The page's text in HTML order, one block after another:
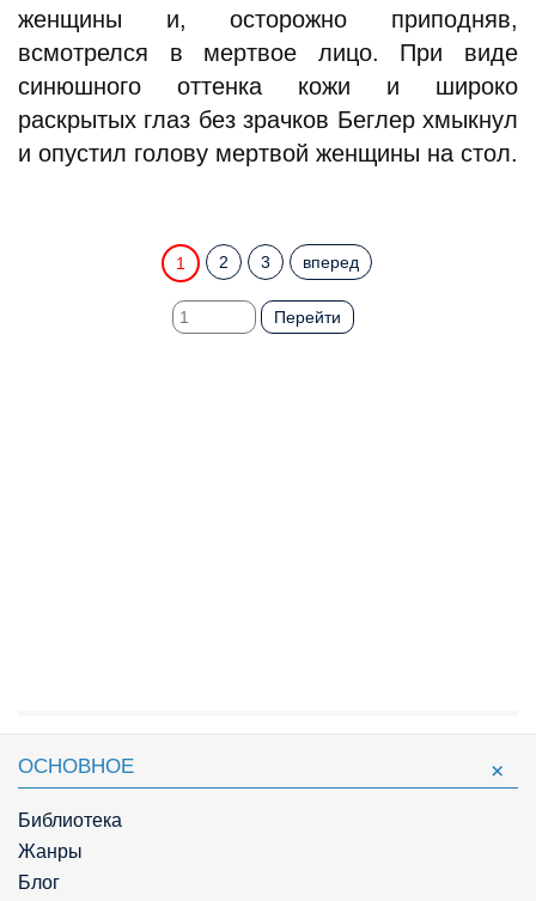
женщины и, осторожно приподняв,
всмотрелся в мертвое лицо. При виде
синюшного оттенка кожи и широко
раскрытых глаз без зрачков Беглер хмыкнул
и опустил голову мертвой женщины на стол.
1 2 3 вперед
Перейти
ОСНОВНОЕ
Библиотека
Жанры
Блог